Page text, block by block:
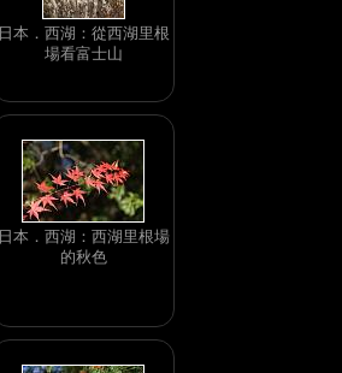
日本．西湖：從西湖里根
場看富士山
日本．西湖：西湖里根場
的秋色